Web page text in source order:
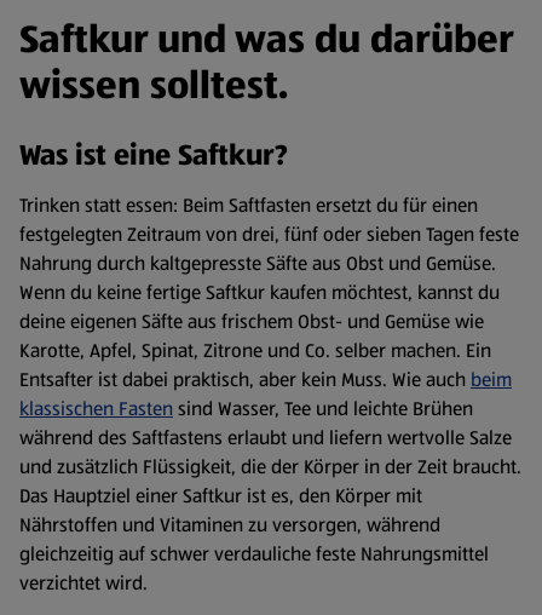
Saftkur und was du darüber
wissen solltest.
Was ist eine Saftkur?
Trinken statt essen: Beim Saftfasten ersetzt du für einen
festgelegten Zeitraum von drei, fünf oder sieben Tagen feste
Nahrung durch kaltgepresste Säfte aus Obst und Gemüse.
Wenn du keine fertige Saftkur kaufen möchtest, kannst du
deine eigenen Säfte aus frischem Obst- und Gemüse wie
Karotte, Apfel, Spinat, Zitrone und Co. selber machen. Ein
Entsafter ist dabei praktisch, aber kein Muss. Wie auch beim
klassischen Fasten sind Wasser, Tee und leichte Brühen
während des Saftfastens erlaubt und liefern wertvolle Salze
und zusätzlich Flüssigkeit, die der Körper in der Zeit braucht.
Das Hauptziel einer Saftkur ist es, den Körper mit
Nährstoffen und Vitaminen zu versorgen, während
gleichzeitig auf schwer verdauliche feste Nahrungsmittel
verzichtet wird.